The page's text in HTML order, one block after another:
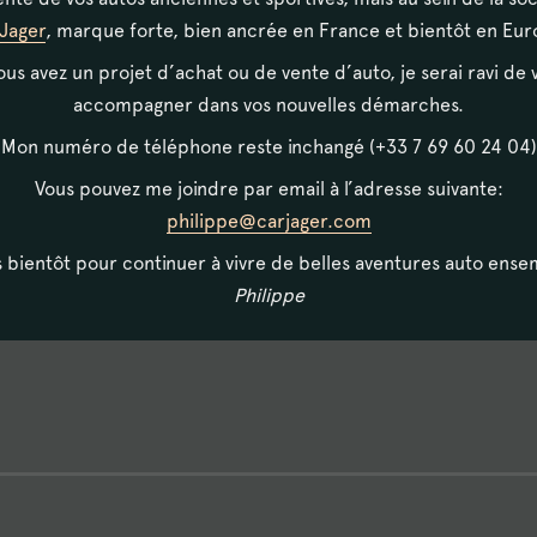
et à venir visiter notre
en plein coeur du Pays Basque.
véhicules de collection vous
, marque forte, bien ancrée en France et bientôt en
avez un projet d’achat ou de vente d’auto, je serai ravi de
accompagner dans vos nouvelles démarches.
Mon numéro de téléphone reste inchangé (+33 7 69 60 24 04)
Vous pouvez me joindre par email à l’adresse suivante:
philippe@carjager.com
bientôt pour continuer à vivre de belles aventures auto
Philippe